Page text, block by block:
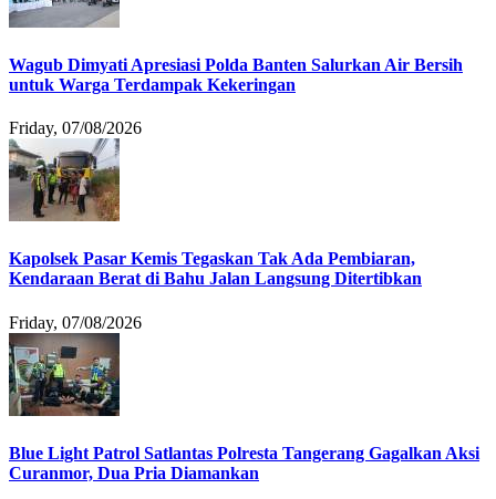
Wagub Dimyati Apresiasi Polda Banten Salurkan Air Bersih
untuk Warga Terdampak Kekeringan
Friday, 07/08/2026
Kapolsek Pasar Kemis Tegaskan Tak Ada Pembiaran,
Kendaraan Berat di Bahu Jalan Langsung Ditertibkan
Friday, 07/08/2026
Blue Light Patrol Satlantas Polresta Tangerang Gagalkan Aksi
Curanmor, Dua Pria Diamankan